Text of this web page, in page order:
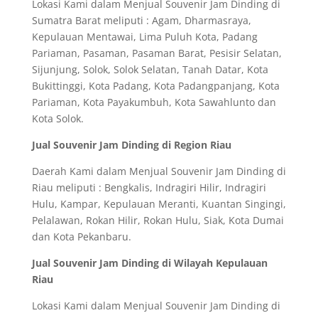
Lokasi Kami dalam Menjual Souvenir Jam Dinding di
Sumatra Barat meliputi : Agam, Dharmasraya,
Kepulauan Mentawai, Lima Puluh Kota, Padang
Pariaman, Pasaman, Pasaman Barat, Pesisir Selatan,
Sijunjung, Solok, Solok Selatan, Tanah Datar, Kota
Bukittinggi, Kota Padang, Kota Padangpanjang, Kota
Pariaman, Kota Payakumbuh, Kota Sawahlunto dan
Kota Solok.
Jual Souvenir Jam Dinding di Region Riau
Daerah Kami dalam Menjual Souvenir Jam Dinding di
Riau meliputi : Bengkalis, Indragiri Hilir, Indragiri
Hulu, Kampar, Kepulauan Meranti, Kuantan Singingi,
Pelalawan, Rokan Hilir, Rokan Hulu, Siak, Kota Dumai
dan Kota Pekanbaru.
Jual Souvenir Jam Dinding di Wilayah Kepulauan
Riau
Lokasi Kami dalam Menjual Souvenir Jam Dinding di